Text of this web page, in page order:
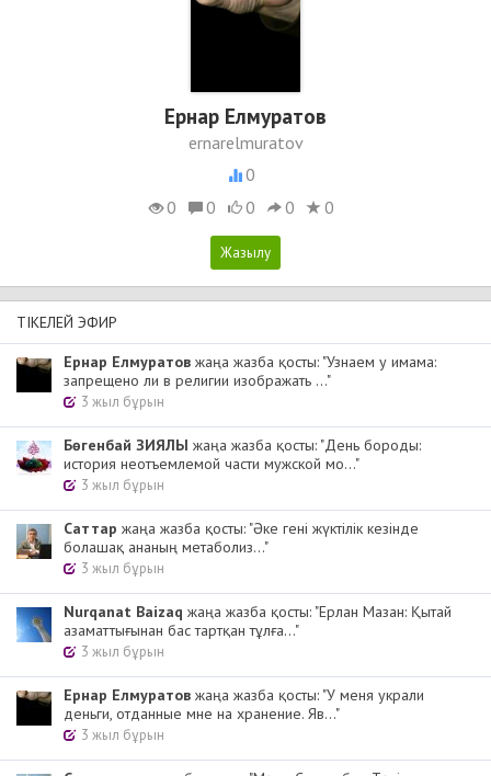
Ернар Елмуратов
ernarelmuratov
0
0
0 0 0 0
ТІКЕЛЕЙ ЭФИР
Ернар Елмуратов жаңа жазба қосты: "Узнаем у имама:
запрещено ли в религии изображать ..."
3 жыл бұрын
Бөгенбай ЗИЯЛЫ жаңа жазба қосты: "День бороды:
история неотъемлемой части мужской мо..."
3 жыл бұрын
Cаттар жаңа жазба қосты: "Әке гені жүктілік кезінде
болашақ ананың метаболиз..."
3 жыл бұрын
Nurqanat Baizaq жаңа жазба қосты: "Ерлан Мазан: Қытай
азаматтығынан бас тартқан тұлға..."
3 жыл бұрын
Ернар Елмуратов жаңа жазба қосты: "У меня украли
деньги, отданные мне на хранение. Яв..."
3 жыл бұрын